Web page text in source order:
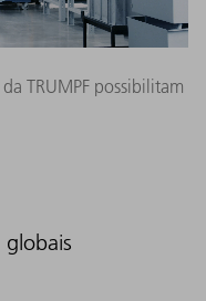
TRUMPF possibilitam
globais